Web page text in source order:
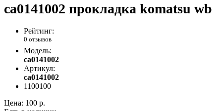
ca0141002 прокладка komatsu wb
Рейтинг:
0 отзывов
Модель:
ca0141002
Артикул:
ca0141002
1100100
Цена: 100 р.